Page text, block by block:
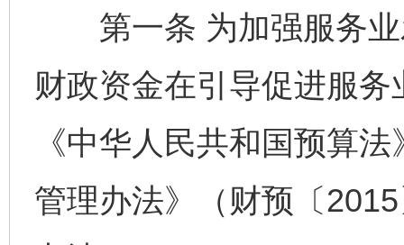
第一条 为加强服务业
财政资金在引导促进服
《中华人民共和国预算
管理办法》（财预〔